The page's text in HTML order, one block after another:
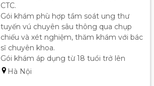
CTC.
Gói khám phù hợp tầm soát ung thư
tuyến vú chuyên sâu thông qua chụp
chiếu và xét nghiệm, thăm khám với bác
sĩ chuyên khoa.
Gói khám áp dụng từ 18 tuổi trở lên
Hà Nội